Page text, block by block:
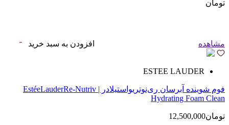
تومان
مشاهده افزودن به سبد خرید
ESTEE LAUDER
فوم شوینده آبرسان ری‌نوتریواستیلادر | EstéeLauderRe-Nutriv
Hydrating Foam Clean
تومان12,500,000